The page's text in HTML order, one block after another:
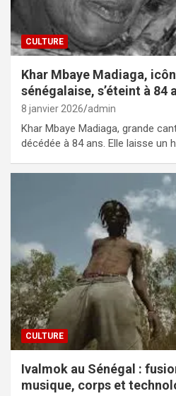
CULTURE
Khar Mbaye Madiaga,
sénégalaise, s’éteint à 84
8 janvier 2026 admin
Khar Mbaye Madiaga, grande
décédée à 84 ans. Elle laisse un
CULTURE
Ivalmok au Sénégal :
musique, corps et